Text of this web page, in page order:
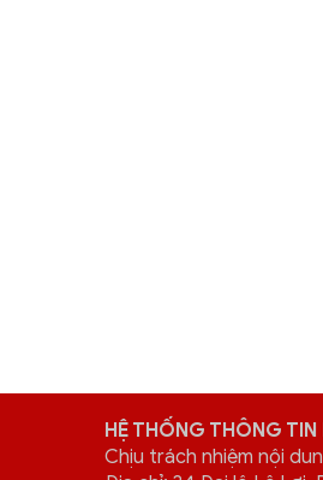
HỆ THỐNG THÔNG
Chịu trách nhiệm nội